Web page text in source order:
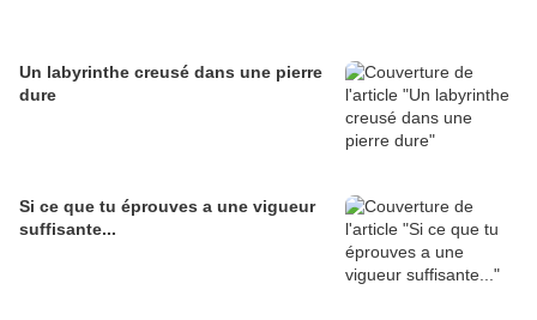
Un labyrinthe creusé dans une pierre
dure
Si ce que tu éprouves a une vigueur
suffisante...